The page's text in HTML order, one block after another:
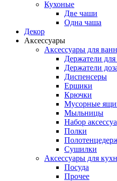
Кухоные
Две чаши
Одна чаша
Декор
Аксессуары
Аксессуары для
Держатели для
Держатели
Диспенсеры
Ершики
Крючки
Мусорные
Мыльницы
Набор
Полки
Сушилки
Аксессуары для
Посуда
Прочее